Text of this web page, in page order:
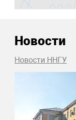
Новости
Новости ННГУ